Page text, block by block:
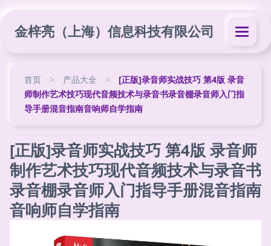
金梓亮（上海）信息科技有限公司
首页 > 产品大全 >
[正版]录音师实战技巧 第4版 录音
师制作艺术技巧现代音频技术与录音书录音棚录音师入门指
导手册混音指南音响师自学指南
[正版]录音师实战技巧 第4版 录音师
制作艺术技巧现代音频技术与录音书
录音棚录音师入门指导手册混音指南
音响师自学指南